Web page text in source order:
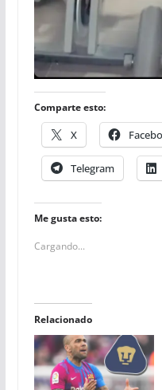
Comparte esto:
X
Telegram
Me gusta esto:
Cargando...
Relacionado